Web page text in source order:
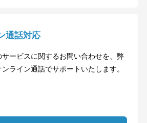
通話対応
ービスに関するお問い合わせを、弊
ライン通話でサポートいたします。